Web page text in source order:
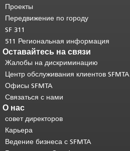
странице.
основного содержимого .
Проекты
Передвижение по городу
SF 311
511 Региональная информация
Оставайтесь на связи
Жалобы на дискриминацию
Центр обслуживания клиентов SFMTA
Офисы SFMTA
Связаться с нами
О нас
совет директоров
Карьера
Ведение бизнеса с SFMTA